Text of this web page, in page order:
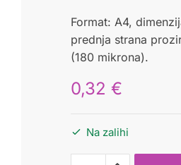
Format: A4,
prednja strana
(180 mikrona).
0,32 €
Na zalihi